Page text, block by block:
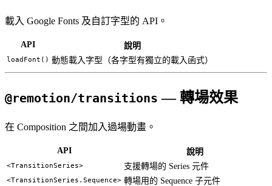
載入 Google Fonts 及自訂字型的 API。
API 說明
loadFont() 動態載入字型（各字型有獨立的載入函式）
@remotion/transitions — 轉場效果
在 Composition 之間加入過場動畫。
API 說明
<TransitionSeries> 支援轉場的 Series 元件
<TransitionSeries.Sequence> 轉場用的 Sequence 子元件